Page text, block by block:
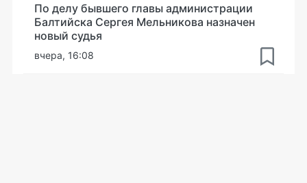
По делу бывшего главы администрации
Балтийска Сергея Мельникова назначен
новый судья
вчера, 16:08